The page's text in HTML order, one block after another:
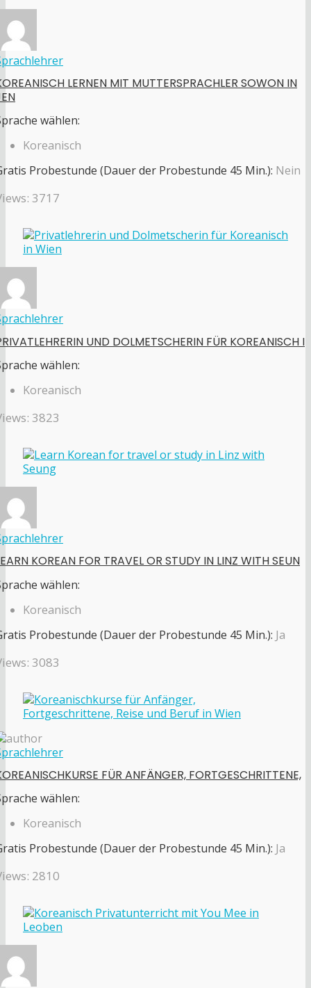
LERNEN MIT MUTTERSPRACHLER SOWON IN
wählen:
Koreanisch
Probestunde (Dauer der Probestunde 45 Min.): Nein
3717
UND DOLMETSCHERIN FÜR KOREANISCH I
wählen:
Koreanisch
3823
KOREAN FOR TRAVEL OR STUDY IN LINZ WITH SEUN
wählen:
Koreanisch
Probestunde (Dauer der Probestunde 45 Min.): Ja
3083
FÜR ANFÄNGER, FORTGESCHRITTENE,
wählen:
Koreanisch
Probestunde (Dauer der Probestunde 45 Min.): Ja
2810